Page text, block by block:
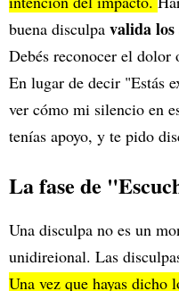
buena disculpa valida
Debés reconocer el dolor
En lugar de decir "Estás
ver cómo mi silencio en
tenías apoyo, y te pido
La fase de
Una disculpa no es un
unidireional. Las
Una vez que hayas dicho